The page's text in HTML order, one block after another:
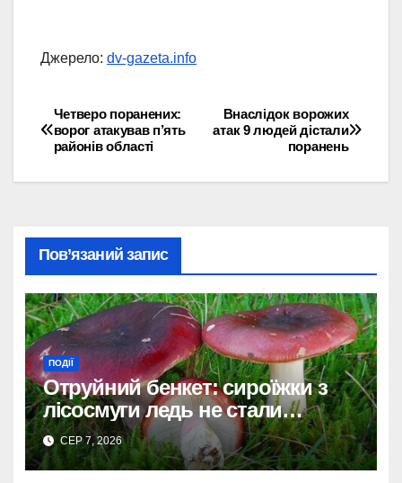
Джерело: dv-gazeta.info
Навігація
записів
Внаслідок ворожих
атак 9 людей дістали
поранень
Четверо поранених:
ворог атакував п’ять
районів області
Пов’язаний запис
ПОДІЇ
Отруйний бенкет: сироїжки з
лісосмуги ледь не стали
фатальними для мешканок
Дніпропетровщини.
СЕР 7, 2026